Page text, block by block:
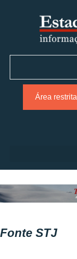
Área restrita
Fonte STJ